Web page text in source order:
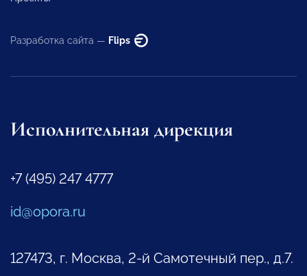
Разработка сайта — Flips
Исполнительная дирекция
+7 (495) 247 4777
id@opora.ru
127473, г. Москва, 2-й Самотечный пер., д.7.